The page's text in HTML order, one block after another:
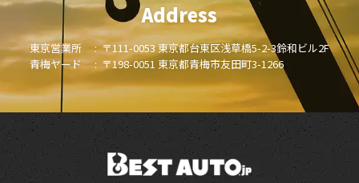
Address
東京営業所 : 〒111-0053 東京都台東区浅草橋5-2-3鈴和ビル2F
青梅ヤード : 〒198-0051 東京都青梅市友田町3-1266